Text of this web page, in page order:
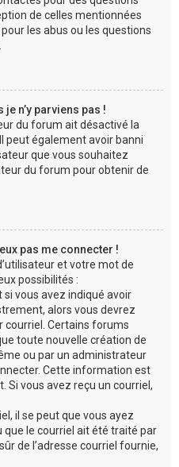
de celles mentionnées
les abus ou les questions
n’y parviens pas !
du forum ait désactivé la
peut également avoir banni
que vous souhaitez
du forum pour obtenir de
pas me connecter !
et votre mot de
possibilités :
si vous avez indiqué avoir
alors vous devrez
courriel. Certains forums
toute nouvelle création de
ou par un administrateur
Cette information est
Si vous avez reçu un courriel,
il se peut que vous ayez
le courriel ait été traité par
de l’adresse courriel fournie,